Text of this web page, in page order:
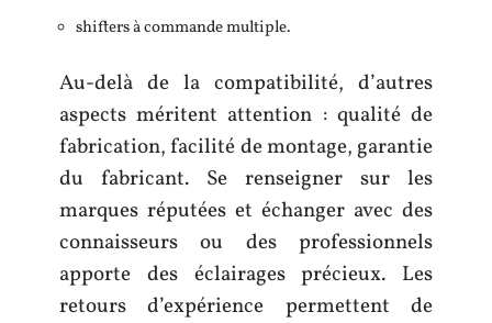
shifters à commande multiple.
Au-delà de la compatibilité, d’autres
aspects méritent attention : qualité de
fabrication, facilité de montage, garantie
du fabricant. Se renseigner sur les
marques réputées et échanger avec des
connaisseurs ou des professionnels
apporte des éclairages précieux. Les
retours d’expérience permettent de